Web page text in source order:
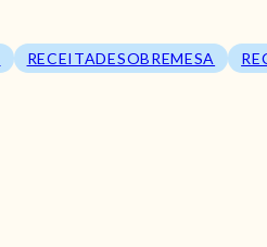
RECEITADESOBREMESA